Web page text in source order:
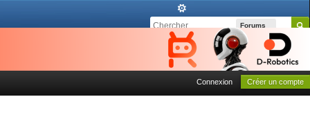
Forums
Connexion Créer un compte